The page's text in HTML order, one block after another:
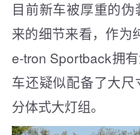
目前新车被厚重的
来的细节来看，作为
e-tron Sportback拥
车还疑似配备了大
分体式大灯组。